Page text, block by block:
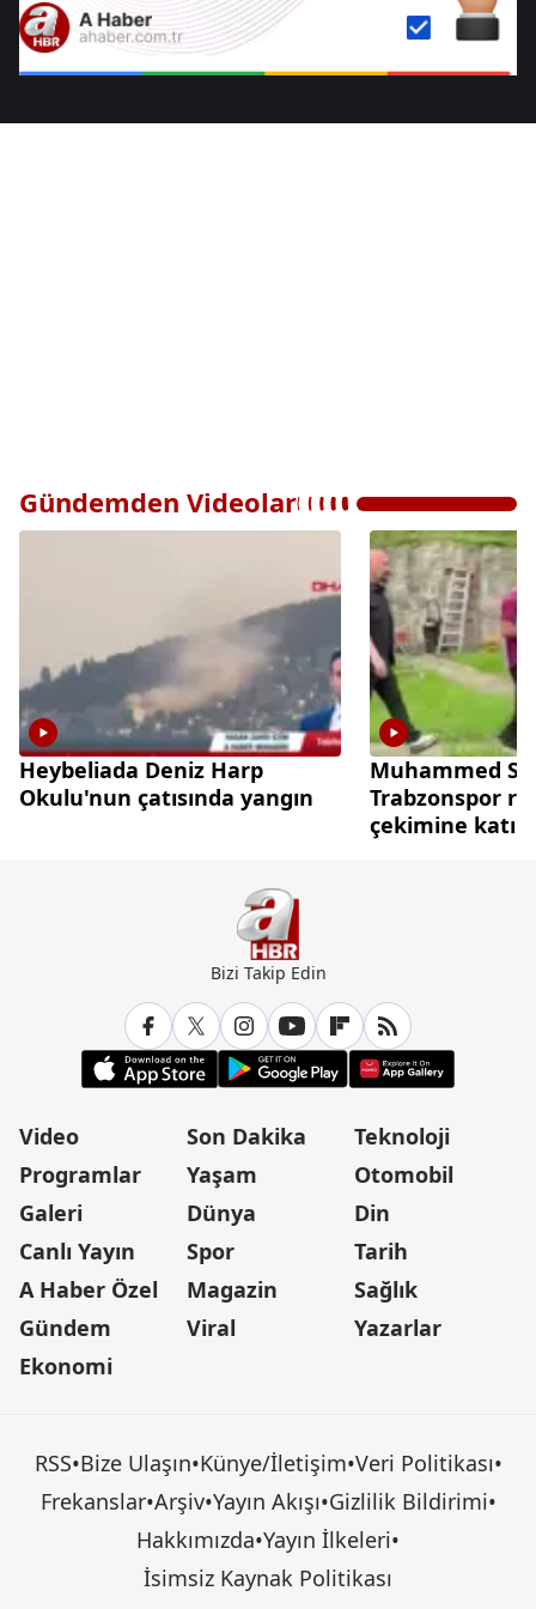
Gündemden Videolar
Heybeliada Deniz Harp
Okulu'nun çatısında yangın
Muhammed
Trabzonspor
çekimine
Bizi Takip Edin
Video
Programlar
Galeri
Canlı Yayın
A Haber Özel
Gündem
Ekonomi
Son Dakika
Yaşam
Dünya
Spor
Magazin
Viral
Teknoloji
Otomobil
Din
Tarih
Sağlık
Yazarlar
RSS•Bize Ulaşın•Künye/İletişim•Veri Politikası•
Frekanslar•Arşiv•Yayın Akışı•Gizlilik Bildirimi•
Hakkımızda•Yayın İlkeleri•
İsimsiz Kaynak Politikası